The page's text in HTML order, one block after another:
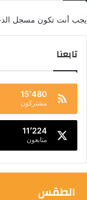
يجب أنت تكون مسجل
تابعنا
15٬480
مشتركون
11٬224
متابعون
الطقس